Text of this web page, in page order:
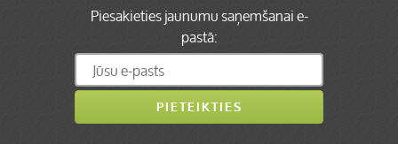
Piesakieties jaunumu saņemšanai e-
pastā: